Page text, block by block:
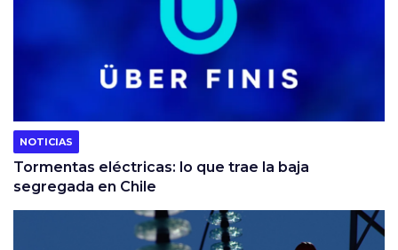
NOTICIAS
Tormentas eléctricas: lo que trae la baja
segregada en Chile